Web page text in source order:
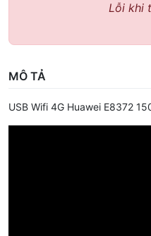
Lỗi khi
MÔ TẢ
USB Wifi 4G Huawei E8372